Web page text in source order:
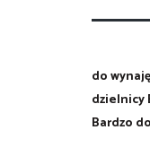
do
dzielnicy
Bardzo